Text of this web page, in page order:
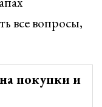
все вопросы,
покупки и